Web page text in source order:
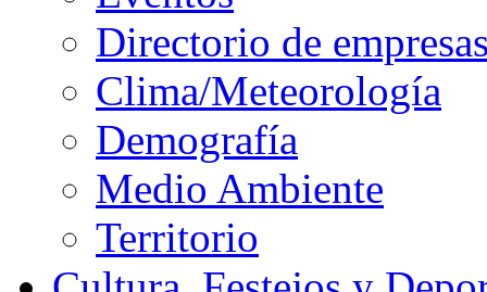
Directorio de
Clima/Meteorología
Demografía
Medio Ambiente
Territorio